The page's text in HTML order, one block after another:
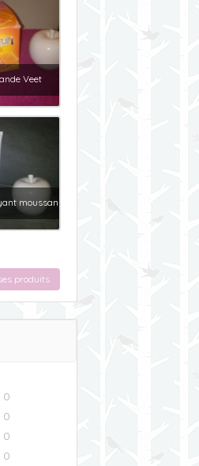
Veet
moussan
produits
0
0
0
0